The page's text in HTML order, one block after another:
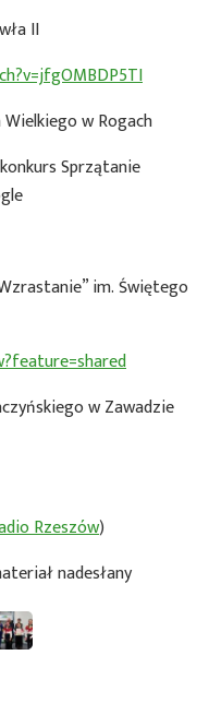
II
w Rogach
Sprzątanie
im. Świętego
w Zawadzie
Rzeszów)
nadesłany